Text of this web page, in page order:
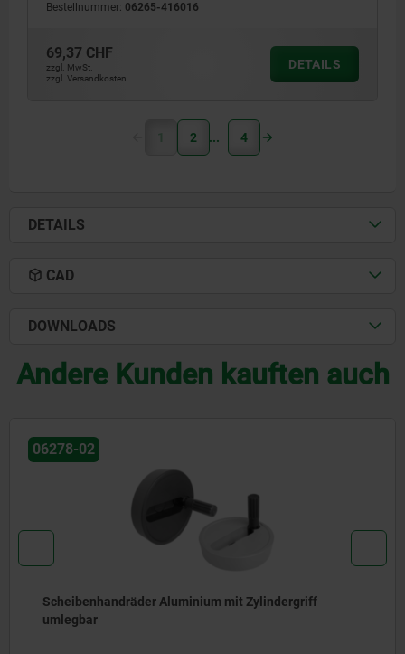
Bestellnummer: 06265-416016
69,37 CHF
zzgl. MwSt.
zzgl. Versandkosten
DETAILS
1 2 4
DETAILS
CAD
DOWNLOADS
Andere Kunden kauften auch
06289
Handräder aus Stahlblech